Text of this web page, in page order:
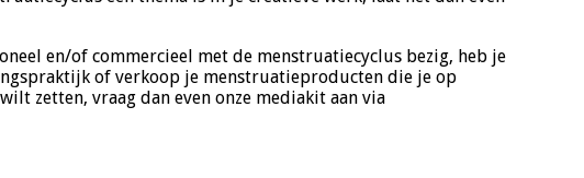
en/of commercieel met de menstruatiecyclus bezig, heb je
of verkoop je menstruatieproducten die je op
zetten, vraag dan even onze mediakit aan via